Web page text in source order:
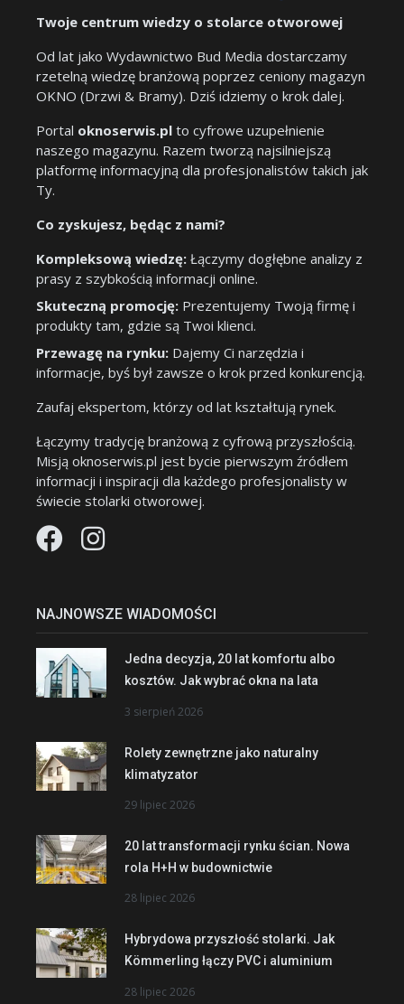
Twoje centrum wiedzy o stolarce otworowej
Od lat jako Wydawnictwo Bud Media dostarczamy
rzetelną wiedzę branżową poprzez ceniony magazyn
OKNO (Drzwi & Bramy). Dziś idziemy o krok dalej.
Portal oknoserwis.pl to cyfrowe uzupełnienie
naszego magazynu. Razem tworzą najsilniejszą
platformę informacyjną dla profesjonalistów takich jak
Ty.
Co zyskujesz, będąc z nami?
Kompleksową wiedzę: Łączymy dogłębne analizy z
prasy z szybkością informacji online.
Skuteczną promocję: Prezentujemy Twoją firmę i
produkty tam, gdzie są Twoi klienci.
Przewagę na rynku: Dajemy Ci narzędzia i
informacje, byś był zawsze o krok przed konkurencją.
Zaufaj ekspertom, którzy od lat kształtują rynek.
Łączymy tradycję branżową z cyfrową przyszłością.
Misją oknoserwis.pl jest bycie pierwszym źródłem
informacji i inspiracji dla każdego profesjonalisty w
świecie stolarki otworowej.
NAJNOWSZE WIADOMOŚCI
Jedna decyzja, 20 lat komfortu albo
kosztów. Jak wybrać okna na lata
3 sierpień 2026
Rolety zewnętrzne jako naturalny
klimatyzator
29 lipiec 2026
20 lat transformacji rynku ścian. Nowa
rola H+H w budownictwie
28 lipiec 2026
Hybrydowa przyszłość stolarki. Jak
Kömmerling łączy PVC i aluminium
28 lipiec 2026